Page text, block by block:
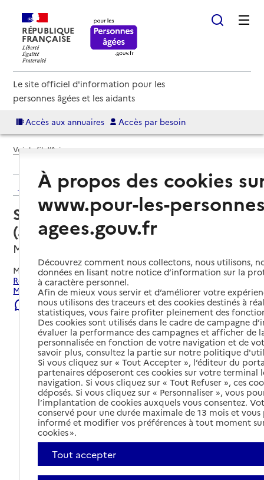
RÉPUBLIQUE
FRANÇAISE
Le site officiel d'information pour les
personnes âgées et les aidants
Accès aux annuaires Accès par besoin
Voir le fil d’Ariane
Retour aux résultats de l'annuaire
Service autonomie à domicile
(aide) – Domidom services
Montpellier, HERAULT
Mis à jour le23/07/2026
Rechercher les établissements et services autour de
Montpellier.
Signaler une erreur
À propos des cookies
www.pour-les-
agees.gouv.fr
Découvrez comment nous collectons, nous utilisons,
données en lisant notre notice d’information sur la
à caractère personnel.
Afin de mieux vous servir et d’améliorer votre
nous utilisons des traceurs et des cookies destinés à
statistiques, vous faire profiter pleinement des
Des cookies sont utilisés dans le cadre de campagne
évaluer la performance des campagnes et afficher de
personnalisée en fonction de votre navigation et de
savoir plus, consultez la partie sur notre politique
Si vous cliquez sur « Tout Accepter », l’éditeur du
partenaires déposeront ces cookies sur votre terminal
navigation. Si vous cliquez sur « Tout Refuser », ces
déposés. Si vous cliquez sur « Personnaliser », vous
l’implantation de cookies auxquels vous consentez.
conservé pour une durée maximale de 13 mois et
informé et modifier vos préférences à tout moment
cookies ».
Tout accepter